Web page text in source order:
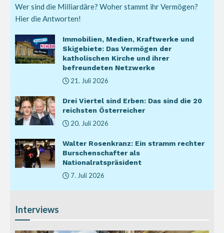
Wer sind die Milliardäre? Woher stammt ihr Vermögen?
Hier die Antworten!
Immobilien, Medien, Kraftwerke und
Skigebiete: Das Vermögen der
katholischen Kirche und ihrer
befreundeten Netzwerke
21. Juli 2026
Drei Viertel sind Erben: Das sind die 20
reichsten Österreicher
20. Juli 2026
Walter Rosenkranz: Ein stramm rechter
Burschenschafter als
Nationalratspräsident
7. Juli 2026
Interviews